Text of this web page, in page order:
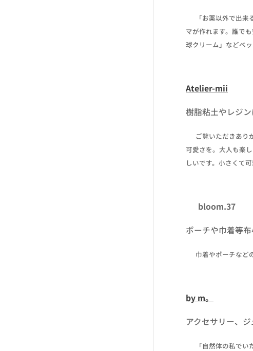
✒ 「お薬以外で出来
マが作れます。誰で
球クリーム」などペ
Atelier-mii
樹脂粘土やレジ
✒ ご覧いただきあり
可愛さを。大人も楽
しいです。小さくて
☔ bloom.37
ポーチや巾着等
✒ 巾着やポーチなど
by m。
アクセサリー、
✒ 「自然体の私でい